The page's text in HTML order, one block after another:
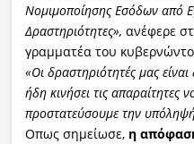
Νομιμοποίησης Εσόδων από
Δραστηριότητες», ανέφερε
γραμματέα του
«Οι δραστηριότητές μας
ήδη κινήσει τις απαραίτητες
προστατεύσουμε την
Οπως σημείωσε,η